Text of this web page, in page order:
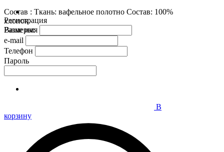
Состав : Ткань: вафельное полотно Состав: 100%
хлопок.
Размеры:
В
корзину
Регистрация
Ваше имя
e-mail
Телефон
Пароль